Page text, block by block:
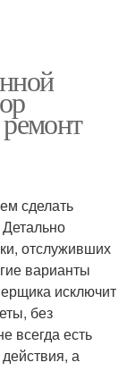
сделать
отслуживших
варианты
исключит
без
всегда есть
а